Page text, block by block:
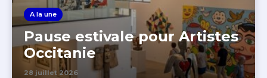
A la une
Pause estivale pour Artistes
Occitanie
28 juillet 2026